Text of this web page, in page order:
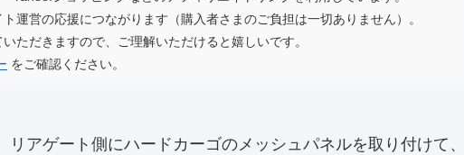
運営の応援につながります（購入者さまのご負担は一切ありません）。
ただきますので、ご理解いただけると嬉しいです。
をご確認ください。
アゲート側にハードカーゴのメッシュパネルを取り付けて、